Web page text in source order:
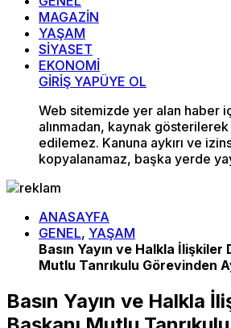
MAGAZİN
YAŞAM
SİYASET
EKONOMİ
GİRİŞ YAPÜYE OL
Web sitemizde yer alan haber
alınmadan, kaynak
edilemez. Kanuna aykırı ve
kopyalanamaz, başka yerde
ANASAYFA
GENEL, YAŞAM
Basın Yayın ve Halkla İlişkiler
Mutlu Tanrıkulu Görevinden
Basın Yayın ve Halkla